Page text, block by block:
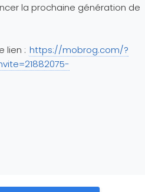
la prochaine génération de
lien : https://mobrog.com/?